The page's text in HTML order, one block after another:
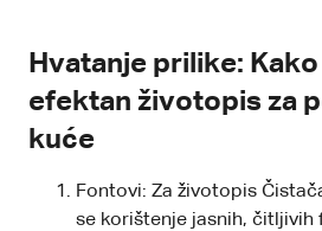
Hvatanje prilike:
efektan životopis za
kuće
Fontovi: Za životopis
se korištenje jasnih, čitljivih